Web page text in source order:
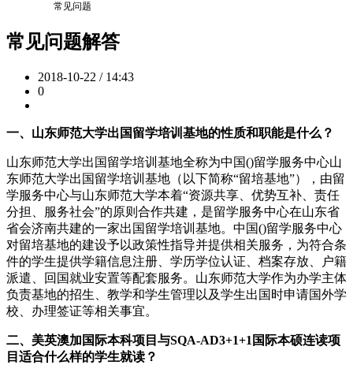
常见问题
常见问题解答
2018-10-22 / 14:43
0
一、山东师范大学出国留学培训基地的性质和职能是什么？
山东师范大学出国留学培训基地全称为中国()留学服务中心山
东师范大学出国留学培训基地（以下简称“留培基地”），由留
学服务中心与山东师范大学本着“资源共享、优势互补、责任
分担、服务社会”的原则合作共建，是留学服务中心在山东省
省会济南共建的一家出国留学培训基地。中国()留学服务中心
对留培基地的建设予以政策性指导并提供相关服务，为符合条
件的学生提供学籍信息注册、学历学位认证、档案存放、户籍
派遣、回国就业安置等配套服务。山东师范大学作为办学主体
负责基地的招生、教学和学生管理以及学生出国时申请国外学
校、办理签证等相关事宜。
二、美英澳加国际本科项目与SQA-AD3+1+1国际本硕连读项
目适合什么样的学生就读？